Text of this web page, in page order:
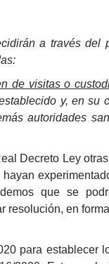
a través del
de visitas o
y, en su
autoridades
Decreto Ley
que se
resolución, en
para establecer